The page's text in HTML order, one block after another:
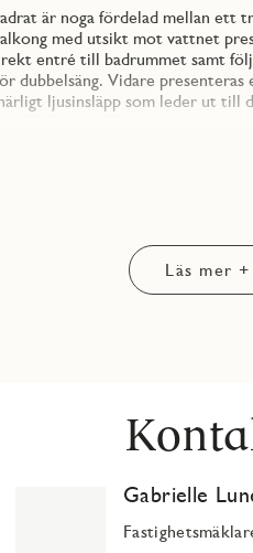
är noga fördelad mellan ett
med utsikt mot vattnet
entré till badrummet samt
dubbelsäng. Vidare
ljusinsläpp som leder ut till
finns det möjlighet att inom JM:s
samt ett bekvämt garage
dessa ytor har föreningen
och bredband erbjuds via
fördelarna med
med sitt rika utbud av
Läs mer +
Gabrielle